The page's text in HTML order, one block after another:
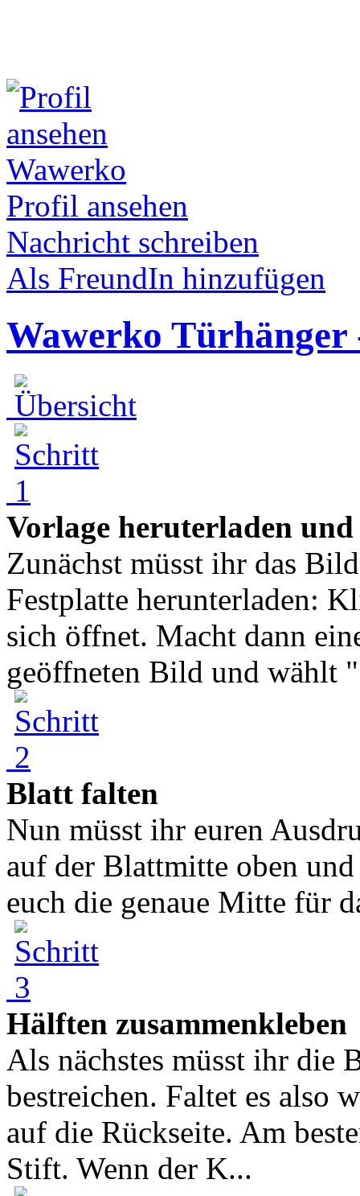
Wawerko
Profil ansehen
Nachricht schreiben
Als FreundIn hinzufügen
Wawerko
Vorlage heruterladen
Zunächst müsst ihr das
Festplatte herunterladen:
sich öffnet. Macht dann
geöffneten Bild und wählt
Blatt falten
Nun müsst ihr euren
auf der Blattmitte oben
euch die genaue Mitte für
Hälften zusammenkleben
Als nächstes müsst ihr die
bestreichen. Faltet es also
auf die Rückseite. Am
Stift. Wenn der K...